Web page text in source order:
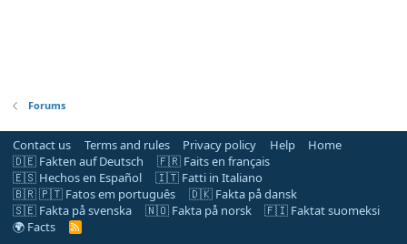
Forums
Contact us Terms and rules Privacy policy Help
Home
🇩🇪 Fakten auf Deutsch
🇫🇷 Faits en français
🇪🇸 Hechos en Español
🇮🇹 Fatti in Italiano
🇧🇷 🇵🇹 Fatos em português
🇩🇰 Fakta på dansk
🇸🇪 Fakta på svenska
🇳🇴 Fakta på norsk
🇫🇮 Faktat suomeksi
🌍 Facts
R